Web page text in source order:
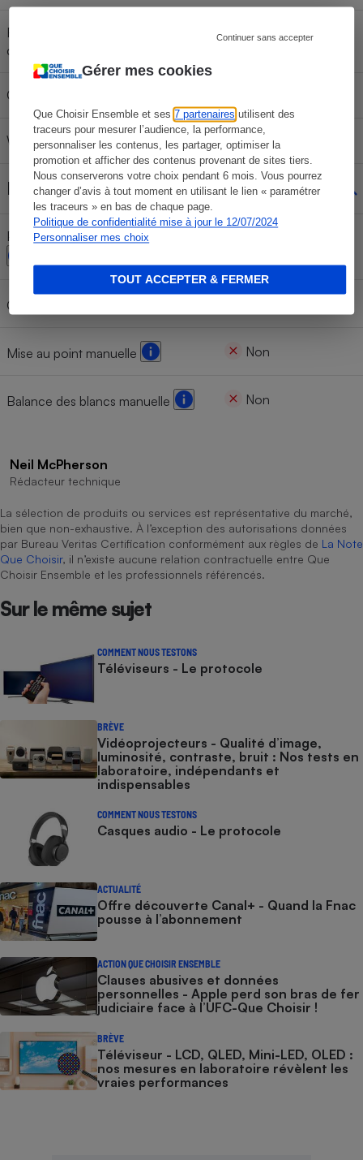
Gérer mes cookies
Que Choisir Ensemble et ses7 partenaires utilisent des
traceurs pour mesurer l’audience, la performance,
personnaliser les contenus, les partager, optimiser la
promotion et afficher des contenus provenant de sites tiers.
Nous conserverons votre choix pendant 6 mois. Vous pourrez
changer d’avis à tout moment en utilisant le lien « paramétrer
les traceurs » en bas de chaque page.
Politique de confidentialité mise à jour le 12/07/2024
Personnaliser mes choix
Continuer sans accepter
TOUT ACCEPTER & FERMER
Résistance aux chocs (hauteur de
chute)
Oui (1,75 m)
Capteur GPS intégré
Wi-Fi Oui
Réglages manuels
Priorité ouverture/priorité vitesse
Ouverture et vitesse manuelles
Mise au point manuelle Non
Balance des blancs manuelle Non
Neil McPherson
Rédacteur technique
La sélection de produits ou services est représentative du marché,
bien que non-exhaustive. À l’exception des autorisations données
par Bureau Veritas Certification conformément aux règles de La Note
Que Choisir, il n’existe aucune relation contractuelle entre Que
Choisir Ensemble et les professionnels référencés.
Sur le même sujet
COMMENT NOUS TESTONS
Téléviseurs - Le protocole
BRÈVE
Vidéoprojecteurs - Qualité d’image,
luminosité, contraste, bruit : Nos tests en
laboratoire, indépendants et
indispensables
COMMENT NOUS TESTONS
Casques audio - Le protocole
ACTUALITÉ
Offre découverte Canal+ - Quand la Fnac
pousse à l’abonnement
ACTION QUE CHOISIR ENSEMBLE
Clauses abusives et données
personnelles - Apple perd son bras de fer
judiciaire face à l’UFC-Que Choisir !
BRÈVE
Téléviseur - LCD, QLED, Mini-LED, OLED :
nos mesures en laboratoire révèlent les
vraies performances